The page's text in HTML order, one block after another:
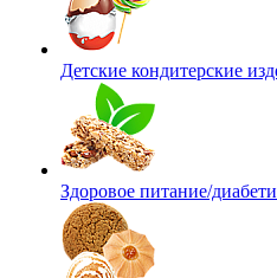
Детские кондитерские
Здоровое питание/